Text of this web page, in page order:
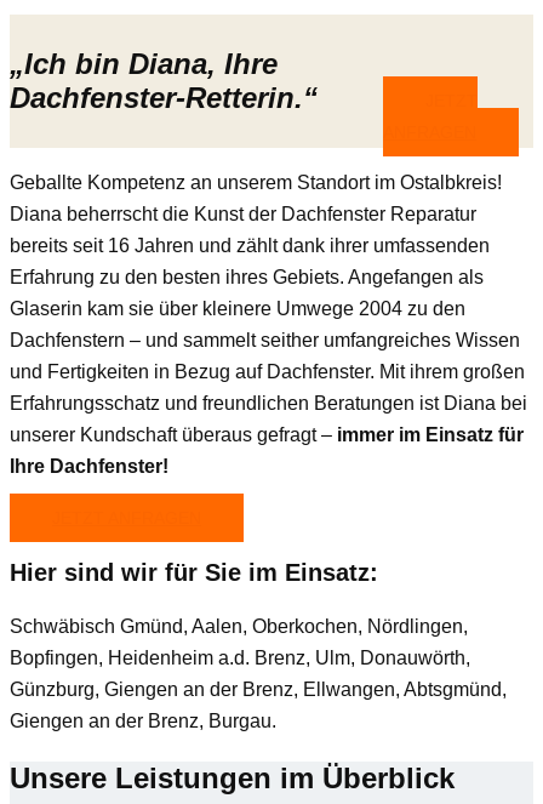
„Ich bin Diana, Ihre
Dachfenster-Retterin.“
Geballte Kompetenz an unserem Standort im Ostalbkreis!
Diana beherrscht die Kunst der Dachfenster Reparatur
bereits seit 16 Jahren und zählt dank ihrer umfassenden
Erfahrung zu den besten ihres Gebiets. Angefangen als
Glaserin kam sie über kleinere Umwege 2004 zu den
Dachfenstern – und sammelt seither umfangreiches Wissen
und Fertigkeiten in Bezug auf Dachfenster. Mit ihrem großen
Erfahrungsschatz und freundlichen Beratungen ist Diana bei
unserer Kundschaft überaus gefragt – immer im Einsatz für
Ihre Dachfenster!
Hier sind wir für Sie im Einsatz:
Schwäbisch Gmünd, Aalen, Oberkochen, Nördlingen,
Bopfingen, Heidenheim a.d. Brenz, Ulm, Donauwörth,
Günzburg, Giengen an der Brenz, Ellwangen, Abtsgmünd,
Giengen an der Brenz, Burgau.
Unsere Leistungen im Überblick